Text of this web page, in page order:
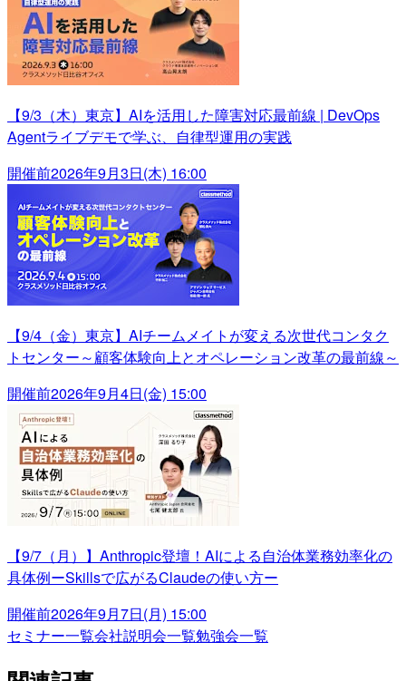
【9/3（木）東京】AIを活用した障害対応最前線 | DevOps
Agentライブデモで学ぶ、自律型運用の実践
開催前2026年9月3日(木) 16:00
【9/4（金）東京】AIチームメイトが変える次世代コンタク
トセンター～顧客体験向上とオペレーション改革の最前線～
開催前2026年9月4日(金) 15:00
【9/7（月）】Anthropic登壇！AIによる自治体業務効率化の
具体例ーSkillsで広がるClaudeの使い方ー
開催前2026年9月7日(月) 15:00
セミナー一覧会社説明会一覧勉強会一覧